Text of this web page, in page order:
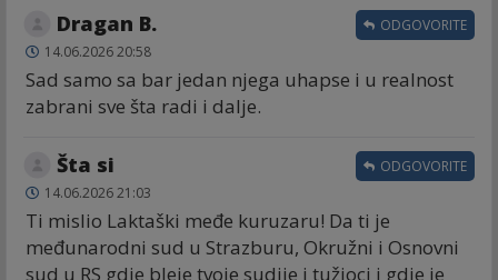
Dragan B.
14.06.2026 20:58
Sad samo sa bar jedan njega uhapse i u realnost
zabrani sve šta radi i dalje.
ODGOVORITE
Šta si
14.06.2026 21:03
Ti mislio Laktaški međe kuruzaru! Da ti je
međunarodni sud u Strazburu, Okružni i Osnovni
sud u RS gdje bleje tvoje sudije i tužioci i gdje je
ODGOVORITE